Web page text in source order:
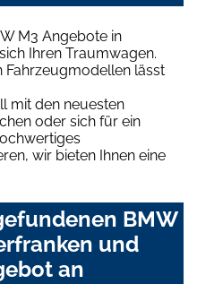
M3 Angebote in
Ihren Traumwagen.
Fahrzeugmodellen lässt
mit den neuesten
oder sich für ein
wir bieten Ihnen eine
BMW
und
an